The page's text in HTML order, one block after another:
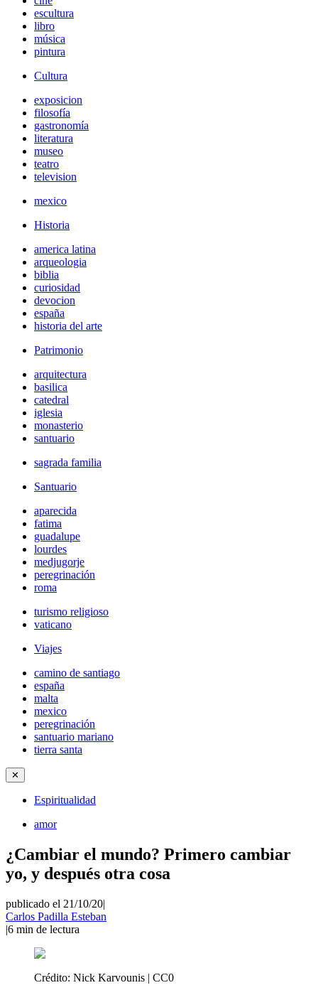
escultura
libro
música
pintura
Cultura
exposicion
filosofía
gastronomía
literatura
museo
teatro
television
mexico
Historia
america latina
arqueologia
biblia
curiosidad
devocion
españa
historia del arte
Patrimonio
arquitectura
basilica
catedral
iglesia
monasterio
santuario
sagrada familia
Santuario
aparecida
fatima
guadalupe
lourdes
medjugorje
peregrinación
roma
turismo religioso
vaticano
Viajes
camino de santiago
españa
malta
mexico
peregrinación
santuario mariano
tierra santa
✕
Espiritualidad
amor
¿Cambiar el mundo? Primero cambiar
yo, y después otra cosa
publicado el 21/10/20|
Carlos Padilla Esteban
|6 min de lectura
Crédito: Nick Karvounis | CC0